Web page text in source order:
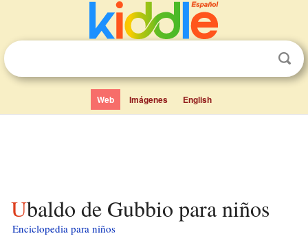
Web Imágenes English
Ubaldo de Gubbio para niños
Enciclopedia para niños